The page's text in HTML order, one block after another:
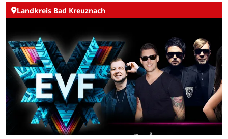
Landkreis Bad Kreuznach